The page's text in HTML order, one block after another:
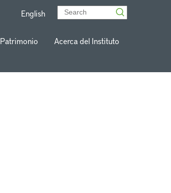
English
Patrimonio Acerca del Instituto